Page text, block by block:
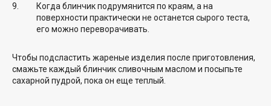
Когда блинчик подрумянится по краям, а на
поверхности практически не останется сырого теста,
его можно переворачивать.
Чтобы подсластить жареные изделия после приготовления,
смажьте каждый блинчик сливочным маслом и посыпьте
сахарной пудрой, пока он еще теплый.